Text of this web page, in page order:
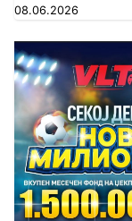
08.06.2026